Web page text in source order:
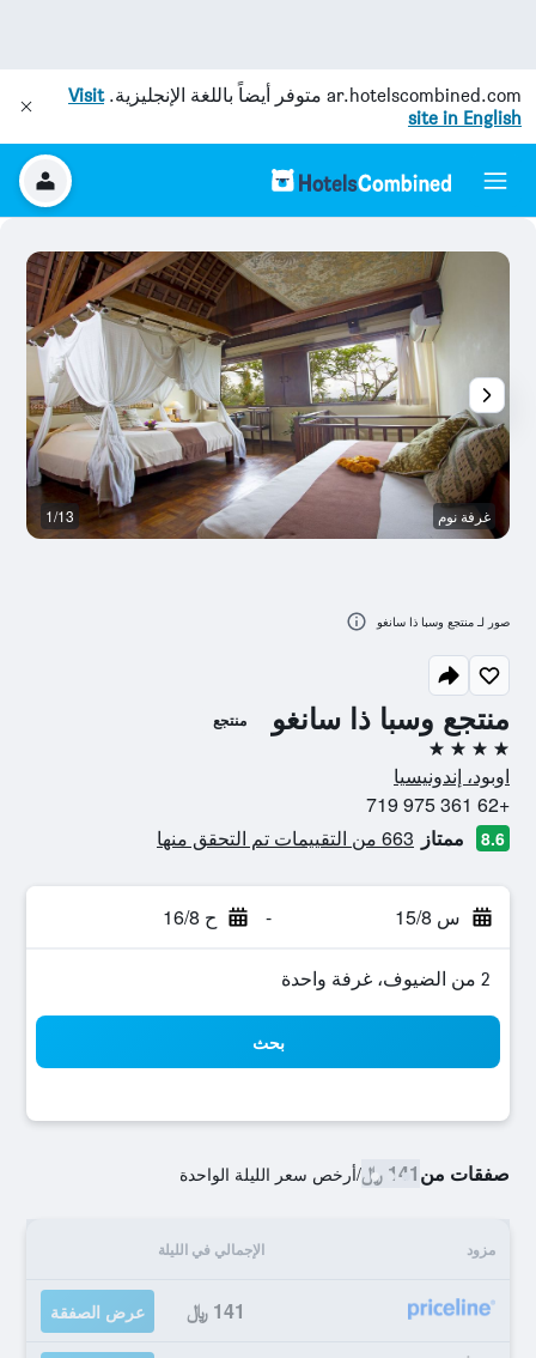
ar.hotelscombined.com متوفر أيضاً باللغة الإنجليزية.Visit
site in English
منتجع وسبا ذا سانغو منتجع
4 نجوم
اوبود، إندونيسيا
+62 361 975 719
8.6 ممتاز 663 من التقييمات تم التحقق منها
س 15/8 - ح 16/8
2 من الضيوف، غرفة واحدة
بحث
صفقات من141 ﷼ /أرخص سعر الليلة الواحدة
مزود الإجمالي في الليلة
141 ﷼ عرض الصفقة
غرفة نوم 1/13
صور لـ منتجع وسبا ذا سانغو